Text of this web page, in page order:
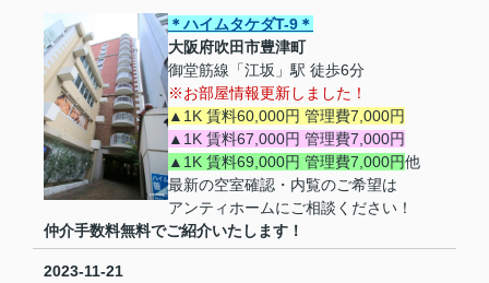
＊ハイムタケダT-9＊
大阪府吹田市豊津町
御堂筋線「江坂」駅 徒歩6分
※お部屋情報更新しました！
▲1K 賃料60,000円 管理費7,000円
▲1K 賃料67,000円 管理費7,000円
▲1K 賃料69,000円 管理費7,000円他
最新の空室確認・内覧のご希望は
アンティホームにご相談ください！
仲介手数料無料でご紹介いたします！
2023-11-21